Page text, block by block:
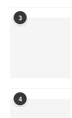
3
4